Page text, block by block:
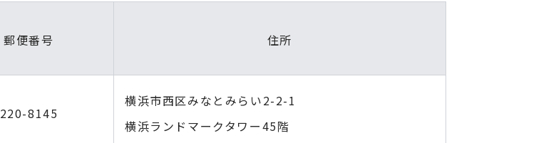
郵便番号 住所
220-8145
横浜市西区みなとみらい2-2-1
横浜ランドマークタワー45階